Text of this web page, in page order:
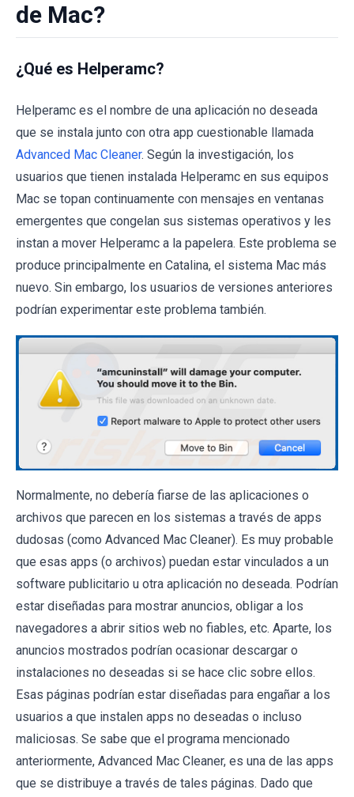
de Mac?
¿Qué es Helperamc?
Helperamc es el nombre de una aplicación no deseada
que se instala junto con otra app cuestionable llamada
Advanced Mac Cleaner. Según la investigación, los
usuarios que tienen instalada Helperamc en sus equipos
Mac se topan continuamente con mensajes en ventanas
emergentes que congelan sus sistemas operativos y les
instan a mover Helperamc a la papelera. Este problema se
produce principalmente en Catalina, el sistema Mac más
nuevo. Sin embargo, los usuarios de versiones anteriores
podrían experimentar este problema también.
Normalmente, no debería fiarse de las aplicaciones o
archivos que parecen en los sistemas a través de apps
dudosas (como Advanced Mac Cleaner). Es muy probable
que esas apps (o archivos) puedan estar vinculados a un
software publicitario u otra aplicación no deseada. Podrían
estar diseñadas para mostrar anuncios, obligar a los
navegadores a abrir sitios web no fiables, etc. Aparte, los
anuncios mostrados podrían ocasionar descargar o
instalaciones no deseadas si se hace clic sobre ellos.
Esas páginas podrían estar diseñadas para engañar a los
usuarios a que instalen apps no deseadas o incluso
maliciosas. Se sabe que el programa mencionado
anteriormente, Advanced Mac Cleaner, es una de las apps
que se distribuye a través de tales páginas. Dado que